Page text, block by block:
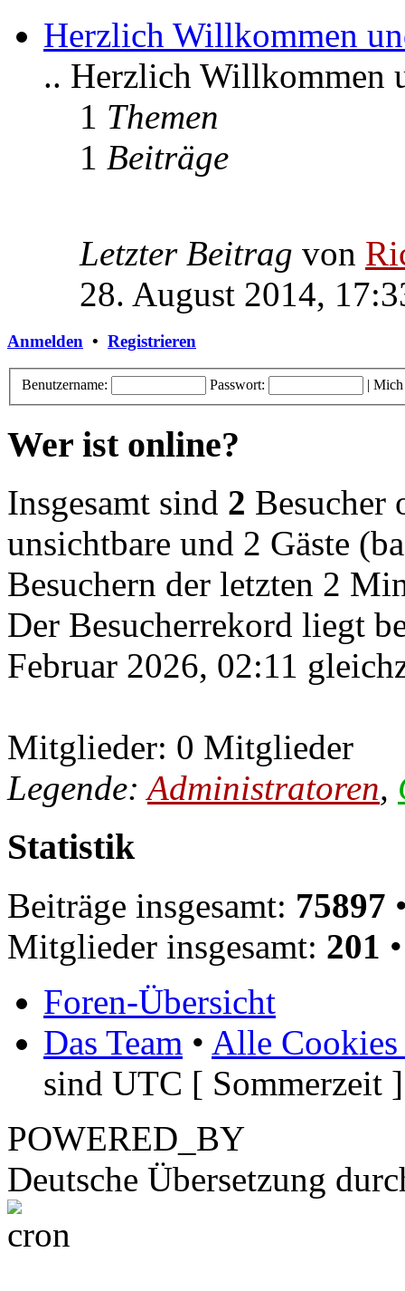
Herzlich Willkommen
.. Herzlich Willkommen
1 Themen
1 Beiträge
Letzter Beitrag von
28. August 2014,
Anmelden • Registrieren
Benutzername: Passwort: | Mich
Wer ist online?
Insgesamt sind 2 Besucher
unsichtbare und 2 Gäste
Besuchern der letzten 2
Der Besucherrekord liegt
Februar 2026, 02:11
Mitglieder: 0 Mitglieder
Legende:Administratoren,
Statistik
Beiträge insgesamt: 75897
Mitglieder insgesamt: 201
Foren-Übersicht
Das Team • Alle Cookies
sind UTC [ Sommerzeit ]
POWERED_BY
Deutsche Übersetzung